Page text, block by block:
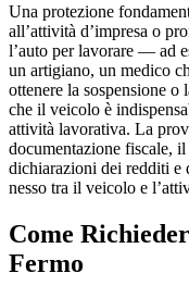
Una protezione
all’attività d’impresa o
l’auto per lavorare — ad
un artigiano, un medico
ottenere la sospensione
che il veicolo è
attività lavorativa. La
documentazione fiscale,
dichiarazioni dei redditi e
nesso tra il veicolo e
Come
Fermo